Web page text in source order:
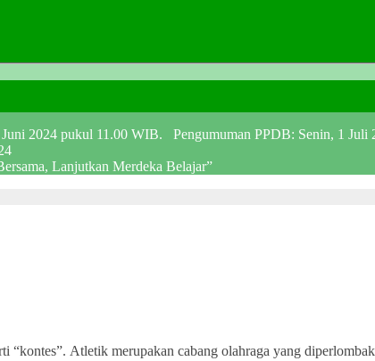
2024 pukul 11.00 WIB. Pengumuman PPDB: Senin, 1 Juli
Lanjutkan Merdeka Belajar”
“kontes”. Atletik merupakan cabang olahraga yang